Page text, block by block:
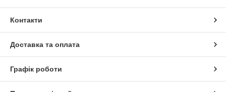
Контакти
Доставка та оплата
Графік роботи